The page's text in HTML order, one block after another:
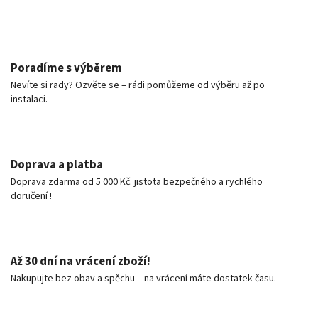
Poradíme s výběrem
Nevíte si rady? Ozvěte se – rádi pomůžeme od výběru až po
instalaci.
Doprava a platba
Doprava zdarma od 5 000 Kč. jistota bezpečného a rychlého
doručení !
Až 30 dní na vrácení zboží!
Nakupujte bez obav a spěchu – na vrácení máte dostatek času.